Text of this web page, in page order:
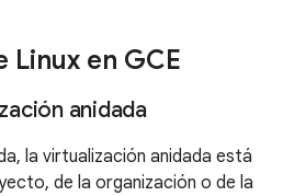
Linux en GCE
anidada
la virtualización anidada está
de la organización o de la